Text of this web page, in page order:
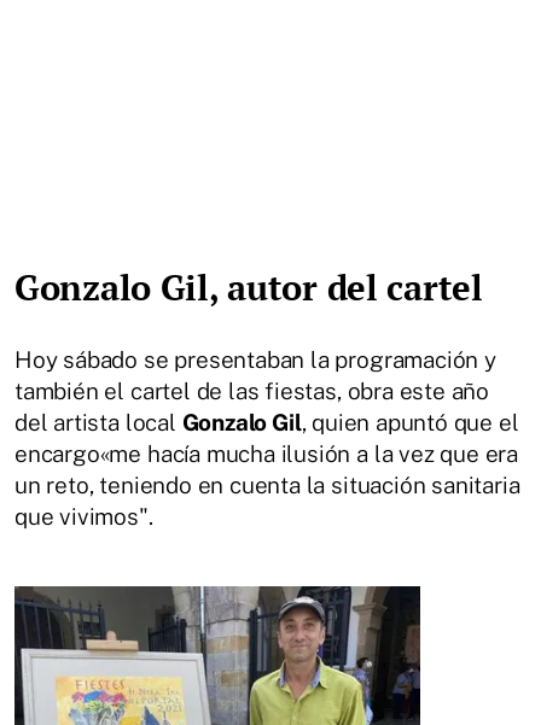
Gonzalo Gil, autor del cartel
Hoy sábado se presentaban la programación y
también el cartel de las fiestas, obra este año
del artista local Gonzalo Gil, quien apuntó que el
encargo«me hacía mucha ilusión a la vez que era
un reto, teniendo en cuenta la situación sanitaria
que vivimos".